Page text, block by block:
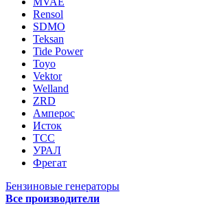
Rensol
SDMO
Teksan
Tide Power
Toyo
Vektor
Welland
ZRD
Амперос
Исток
ТСС
УРАЛ
Фрегат
Бензиновые генераторы
Все производители